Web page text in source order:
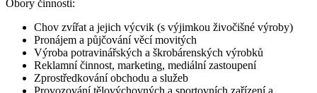
Obory činnosti:
Chov zvířat a jejich výcvik (s výjimkou živočišné výroby)
Pronájem a půjčování věcí movitých
Výroba potravinářských a škrobárenských výrobků
Reklamní činnost, marketing, mediální zastoupení
Zprostředkování obchodu a služeb